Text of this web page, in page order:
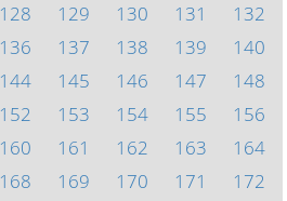
128 129 130 131
132
136 137 138 139
140
144 145 146 147
148
152 153 154 155
156
160 161 162 163
164
168 169 170 171
172